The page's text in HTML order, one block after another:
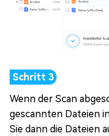
Wenn der Scan
gescannten Dateien
Sie dann die Dateien